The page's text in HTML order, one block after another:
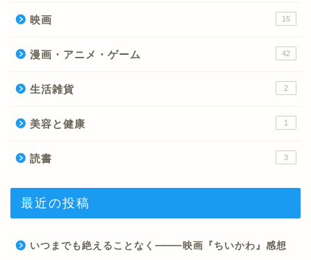
映画 15
漫画・アニメ・ゲーム 42
生活雑貨 2
美容と健康 1
読書 3
最近の投稿
いつまでも絶えることなく⸻映画『ちいかわ』感想